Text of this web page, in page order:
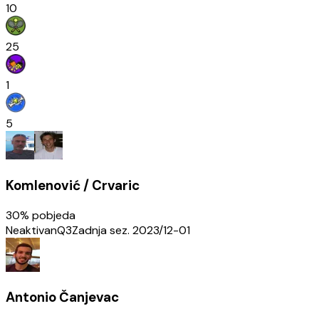
10
25
1
5
Komlenović / Crvaric
30% pobjeda
NeaktivanQ3Zadnja sez. 2023/12-01
Antonio Čanjevac